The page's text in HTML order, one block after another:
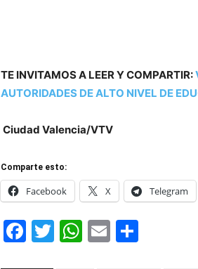
TE INVITAMOS A LEER Y COMPARTIR:
AUTORIDADES DE ALTO NIVEL DE
Ciudad Valencia/VTV
Comparte esto:
Facebook X Telegram
Facebook
Twitter
WhatsApp
Email